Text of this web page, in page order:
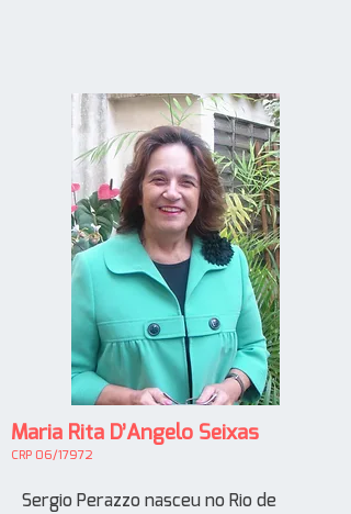
Maria Rita D’Angelo Seixas
CRP 06/17972
Sergio Perazzo nasceu no Rio de